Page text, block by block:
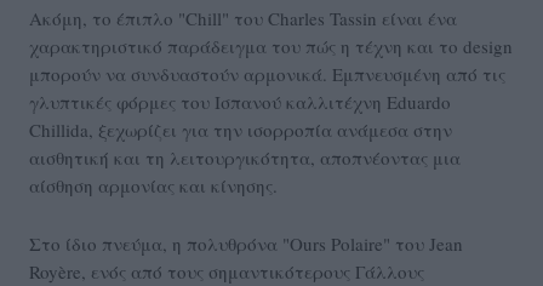
Ακόμη, το έπιπλο "Chill" του Charles Tassin είναι ένα
χαρακτηριστικό παράδειγμα του πώς η τέχνη και το design
μπορούν να συνδυαστούν αρμονικά. Εμπνευσμένη από τις
γλυπτικές φόρμες του Ισπανού καλλιτέχνη Eduardo
Chillida, ξεχωρίζει για την ισορροπία ανάμεσα στην
αισθητική και τη λειτουργικότητα, αποπνέοντας μια
αίσθηση αρμονίας και κίνησης.
Στο ίδιο πνεύμα, η πολυθρόνα "Ours Polaire" του Jean
Royère, ενός από τους σημαντικότερους Γάλλους